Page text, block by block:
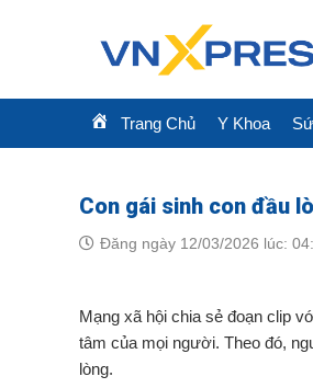
Trang Chủ Y Khoa
Con gái sinh con đầu
Đăng ngày 12/03/2026 lúc:
Mạng xã hội chia sẻ đoạn clip
tâm của mọi người. Theo đó,
lòng.